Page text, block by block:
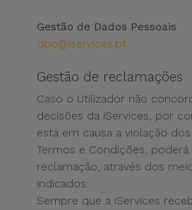
Gestão de Dados Pessoais
dpo@iservices.pt
Gestão de reclamações
Caso o Utilizador não
decisões da iServices, por
está em causa a violação
Termos e Condições, poderá
reclamação, através dos
indicados.
Sempre que a iServices